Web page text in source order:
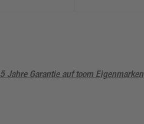
5 Jahre Garantie auf toom Eigenmarken